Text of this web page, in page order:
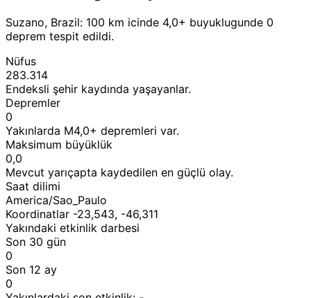
Suzano, Brazil: 100 km icinde 4,0+ buyuklugunde 0
deprem tespit edildi.
Nüfus
283.314
Endeksli şehir kaydında yaşayanlar.
Depremler
0
Yakınlarda M4,0+ depremleri var.
Maksimum büyüklük
0,0
Mevcut yarıçapta kaydedilen en güçlü olay.
Saat dilimi
America/Sao_Paulo
Koordinatlar -23,543, -46,311
Yakındaki etkinlik darbesi
Son 30 gün
0
Son 12 ay
0